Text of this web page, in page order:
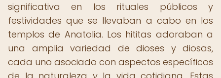
significativa en los rituales públicos y
festividades que se llevaban a cabo en los
templos de Anatolia. Los hititas adoraban a
una amplia variedad de dioses y diosas,
cada uno asociado con aspectos específicos